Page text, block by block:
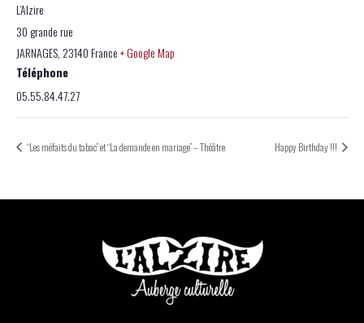
L’Alzire
30 grande rue
JARNAGES, 23140France+ Google Map
Téléphone
05.55.84.47.27
“Les méfaits du tabac” et “La demande en mariage” – Théâtre Happy Birthday !!!